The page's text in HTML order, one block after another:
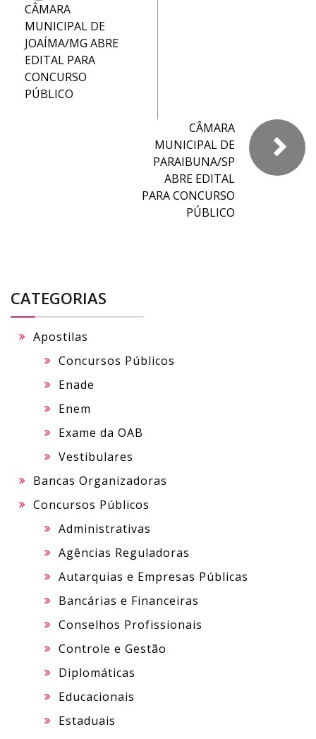
CÂMARA
MUNICIPAL DE
JOAÍMA/MG ABRE
EDITAL PARA
CONCURSO
PÚBLICO
CÂMARA
MUNICIPAL DE
PARAIBUNA/SP
ABRE EDITAL
PARA CONCURSO
PÚBLICO
CATEGORIAS
Apostilas
Concursos Públicos
Enade
Enem
Exame da OAB
Vestibulares
Bancas Organizadoras
Concursos Públicos
Administrativas
Agências Reguladoras
Autarquias e Empresas Públicas
Bancárias e Financeiras
Conselhos Profissionais
Controle e Gestão
Diplomáticas
Educacionais
Estaduais